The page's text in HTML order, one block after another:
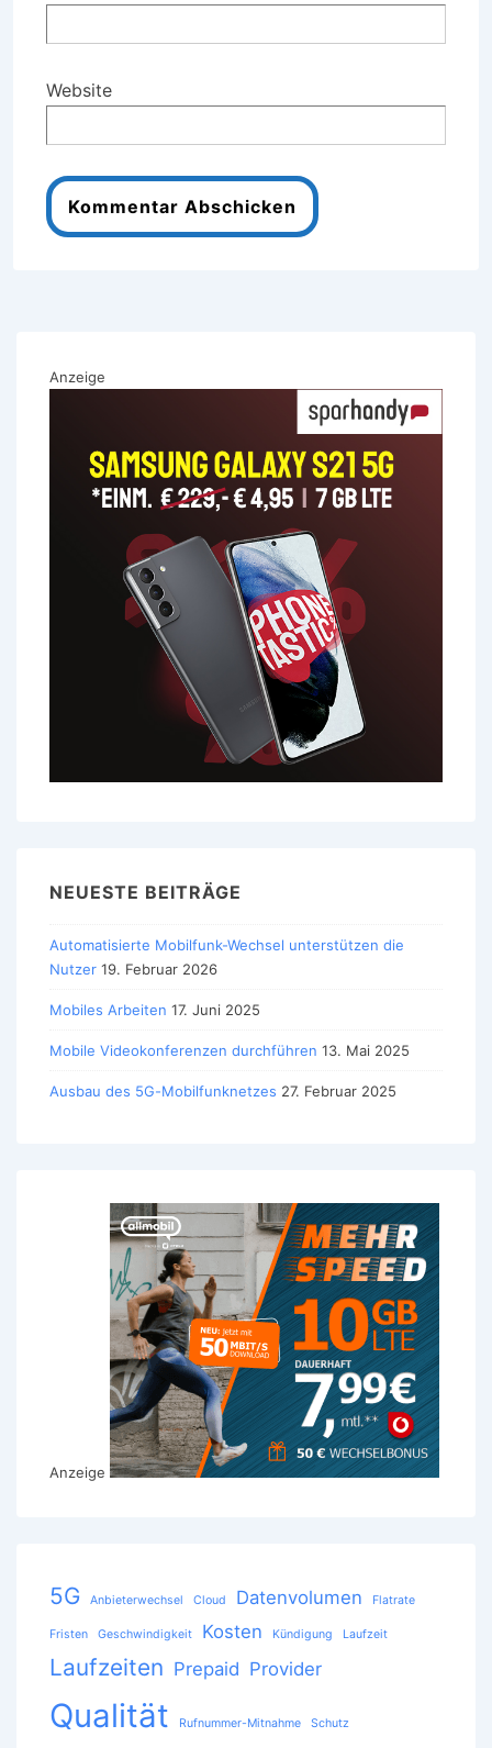
Website
Anzeige
NEUESTE BEITRÄGE
Automatisierte Mobilfunk-Wechsel unterstützen die
Nutzer 19. Februar 2026
Mobiles Arbeiten 17. Juni 2025
Mobile Videokonferenzen durchführen 13. Mai 2025
Ausbau des 5G-Mobilfunknetzes 27. Februar 2025
Anzeige
5G Anbieterwechsel Cloud Datenvolumen Flatrate
Fristen Geschwindigkeit Kosten Kündigung Laufzeit
Laufzeiten Prepaid Provider
Qualität Rufnummer-Mitnahme Schutz